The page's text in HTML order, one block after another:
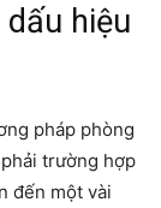
hiệu
pháp phòng
trường hợp
đến một vài